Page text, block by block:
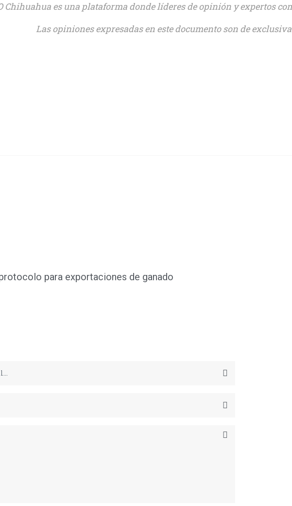
Chihuahua es una plataforma donde líderes de opinión y expertos
Las opiniones expresadas en este documento son de
para exportaciones de ganado